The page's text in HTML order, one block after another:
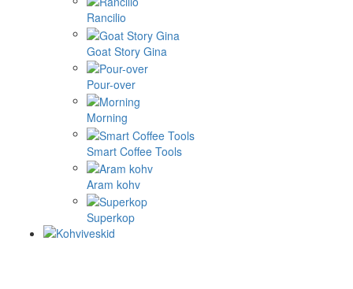
Rancilio
Goat Story Gina
Pour-over
Morning
Smart Coffee Tools
Aram kohv
Superkop